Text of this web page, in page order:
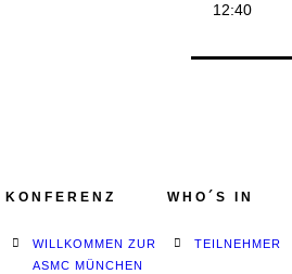
12:40
KONFERENZ
WILLKOMMEN ZUR
ASMC MÜNCHEN
WHO´S IN
TEILNEHMER